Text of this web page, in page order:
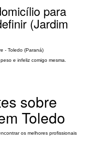
para
(Jardim
- Toledo (Paraná)
e infeliz comigo mesma.
sobre
Toledo
os melhores profissionais